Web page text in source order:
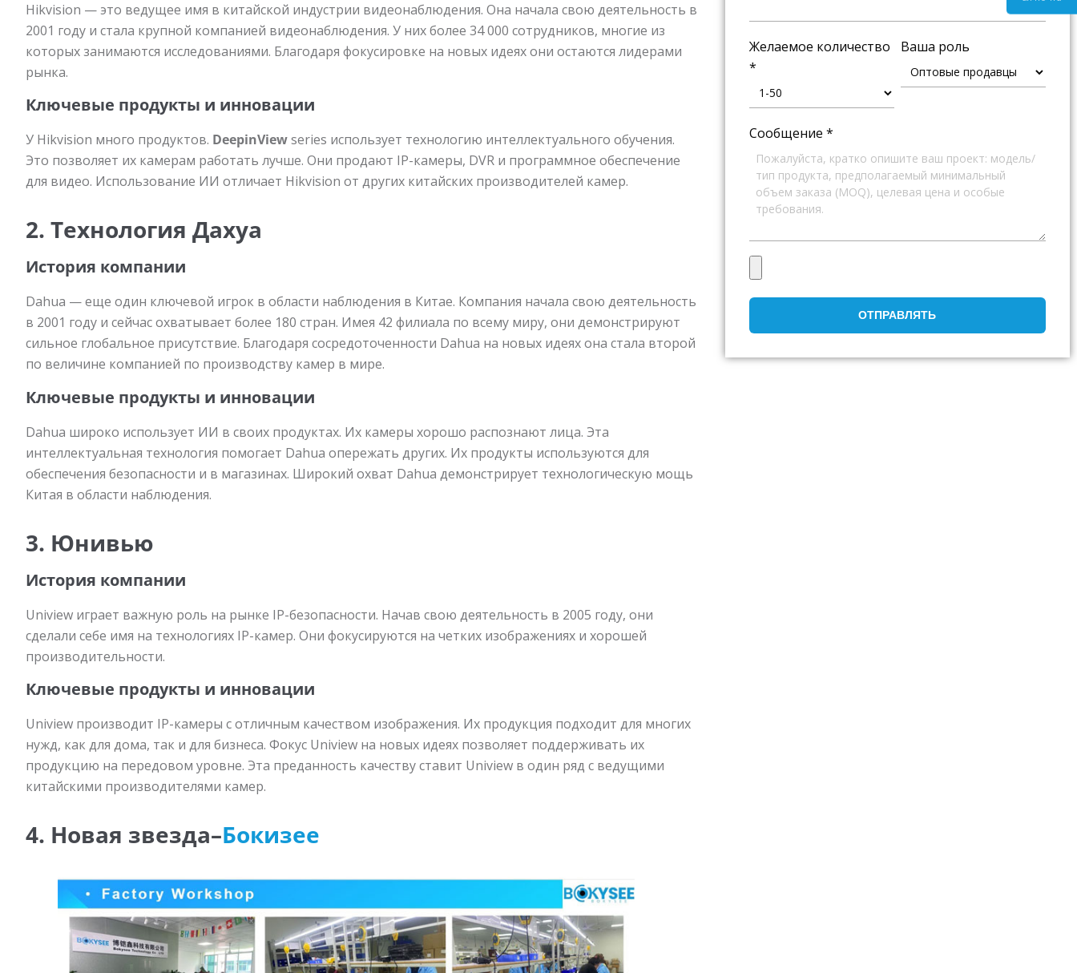
Hikvision — это ведущее имя в китайской индустрии видеонаблюдения. Она начала свою деятельность в
2001 году и стала крупной компанией видеонаблюдения. У них более 34 000 сотрудников, многие из
которых занимаются исследованиями. Благодаря фокусировке на новых идеях они остаются лидерами
рынка.
Ключевые продукты и инновации
У Hikvision много продуктов. DeepinViewseries использует технологию интеллектуального обучения.
Это позволяет их камерам работать лучше. Они продают IP-камеры, DVR и программное обеспечение
для видео. Использование ИИ отличает Hikvision от других китайских производителей камер.
2. Технология Дахуа
История компании
Dahua — еще один ключевой игрок в области наблюдения в Китае. Компания начала свою деятельность
в 2001 году и сейчас охватывает более 180 стран. Имея 42 филиала по всему миру, они демонстрируют
сильное глобальное присутствие. Благодаря сосредоточенности Dahua на новых идеях она стала второй
по величине компанией по производству камер в мире.
Ключевые продукты и инновации
Dahua широко использует ИИ в своих продуктах. Их камеры хорошо распознают лица. Эта
интеллектуальная технология помогает Dahua опережать других. Их продукты используются для
обеспечения безопасности и в магазинах. Широкий охват Dahua демонстрирует технологическую мощь
Китая в области наблюдения.
3. Юнивью
История компании
Uniview играет важную роль на рынке IP-безопасности. Начав свою деятельность в 2005 году, они
сделали себе имя на технологиях IP-камер. Они фокусируются на четких изображениях и хорошей
производительности.
Ключевые продукты и инновации
Uniview производит IP-камеры с отличным качеством изображения. Их продукция подходит для многих
нужд, как для дома, так и для бизнеса. Фокус Uniview на новых идеях позволяет поддерживать их
продукцию на передовом уровне. Эта преданность качеству ставит Uniview в один ряд с ведущими
китайскими производителями камер.
4. Новая звезда–Бокизее
Желаемое количество
*
Ваша роль
Сообщение *
ОТПРАВЛЯТЬ